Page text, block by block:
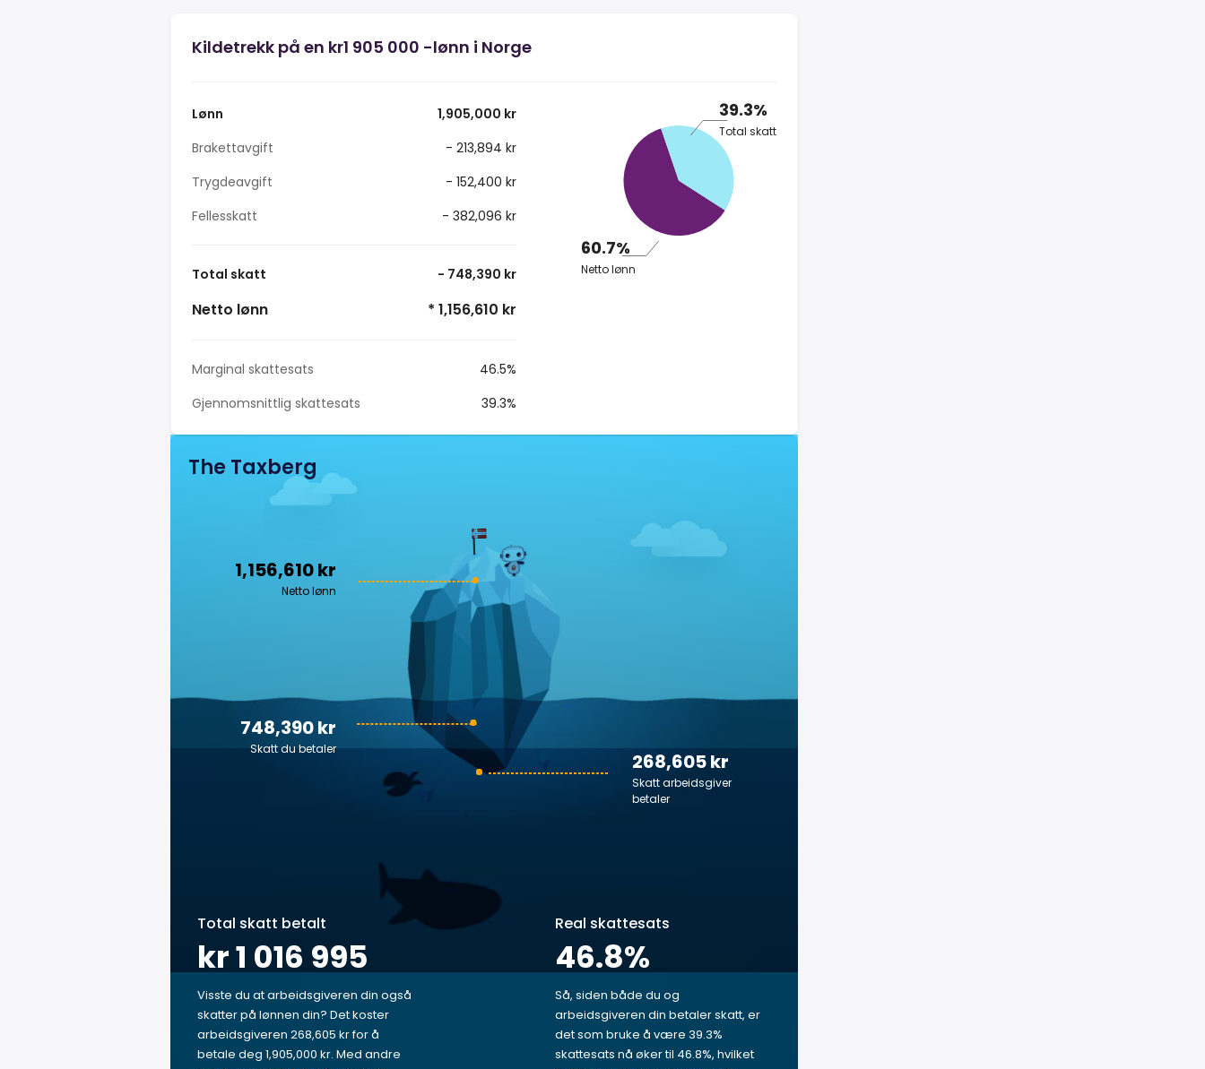
Kildetrekk på en kr1 905 000 -lønn i Norge
Lønn
1,905,000 kr
Brakettavgift
- 213,894 kr
Trygdeavgift
- 152,400 kr
Fellesskatt
- 382,096 kr
Total skatt - 748,390 kr
Netto lønn * 1,156,610 kr
Marginal skattesats
46.5%
Gjennomsnittlig skattesats
39.3%
39.3%
Total skatt
60.7%
Netto lønn
The Taxberg
1,156,610 kr
Netto lønn
268,605 kr
Skatt arbeidsgiver
betaler
748,390 kr
Skatt du betaler
Total skatt betalt
kr 1 016 995
Visste du at arbeidsgiveren din også
skatter på lønnen din? Det koster
arbeidsgiveren 268,605 kr for å
betale deg 1,905,000 kr. Med andre
Real skattesats
46.8%
Så, siden både du og
arbeidsgiveren din betaler skatt, er
det som bruke å være 39.3%
skattesats nå øker til 46.8%, hvilket